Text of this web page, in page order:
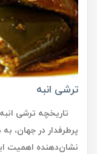
ترشی انبه
تاریخچه ترشی
پرطرفدار در جهان،
نشان‌دهنده اهمیت